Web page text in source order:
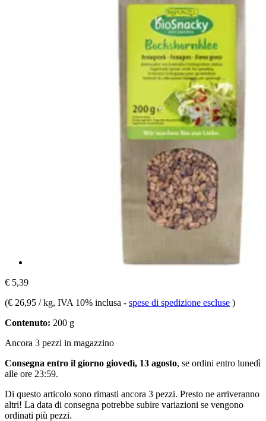
€ 5,39
(€ 26,95 / kg, IVA 10% inclusa - spese di spedizione escluse )
Contenuto: 200 g
Ancora 3 pezzi in magazzino
Consegna entro il giorno giovedì, 13 agosto, se ordini entro lunedì
alle ore 23:59.
Di questo articolo sono rimasti ancora 3 pezzi. Presto ne arriveranno
altri! La data di consegna potrebbe subire variazioni se vengono
ordinati più pezzi.